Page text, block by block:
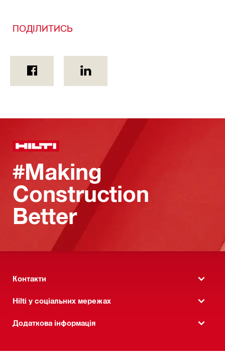
ПОДІЛИТИСЬ
#Making
Construction
Better
Контакти
Hilti у соціальних мережах
Додаткова інформація